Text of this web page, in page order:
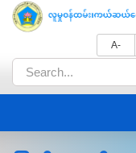
A-